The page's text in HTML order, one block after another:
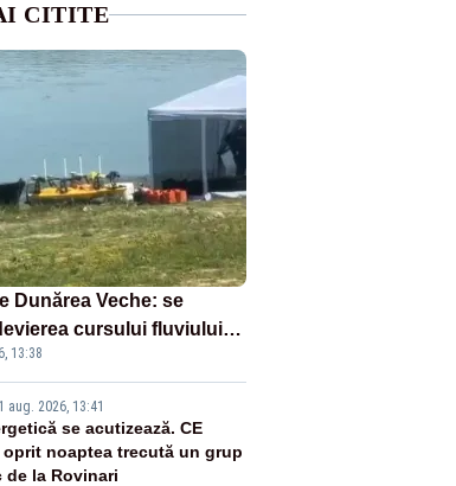
CITITE
Dunărea Veche: se
cursului fluviului
– VIDEO
13:38
aug. 2026, 13:41
se acutizează. CE
oprit noaptea trecută un grup
de la Rovinari